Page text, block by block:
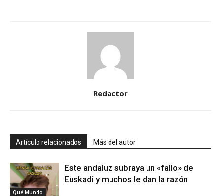
Redactor
Artículo relacionados Más del autor
Qué Mundo
Este andaluz subraya un «fallo» de
Euskadi y muchos le dan la razón